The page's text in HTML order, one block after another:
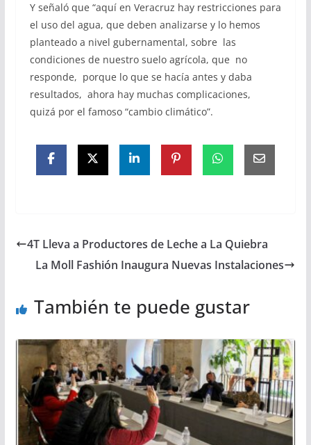
Y señaló que “aquí en Veracruz hay restricciones para
el uso del agua, que deben analizarse y lo hemos
planteado a nivel gubernamental, sobre las
condiciones de nuestro suelo agrícola, que no
responde, porque lo que se hacía antes y daba
resultados, ahora hay muchas complicaciones,
quizá por el famoso “cambio climático”.
4T Lleva a Productores de Leche a La Quiebra
La Moll Fashión Inaugura Nuevas Instalaciones
También te puede gustar